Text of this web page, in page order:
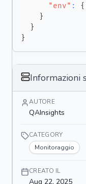
"env" : {
}
}
}
Informazioni
AUTORE
QAInsights
CATEGORY
Monitoraggio
CREATO IL
Aug 22, 2025